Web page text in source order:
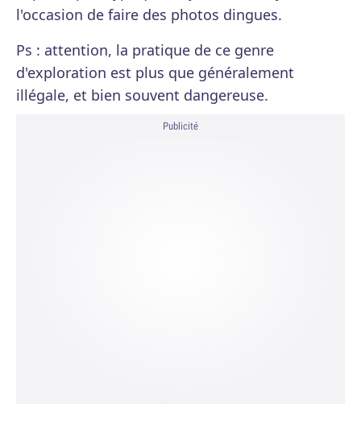
l'occasion de faire des photos dingues.
Ps : attention, la pratique de ce genre
d'exploration est plus que généralement
illégale, et bien souvent dangereuse.
Publicité